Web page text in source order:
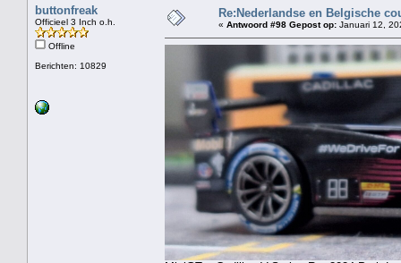
buttonfreak
Officieel 3 Inch o.h.
Offline
Berichten: 10829
Re:Nederlandse en Belgische
« Antwoord #98 Gepost op: Januari 12,